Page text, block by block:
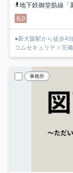
地下鉄御堂筋線「
礼0
●新大阪駅から徒歩4
コムセキュリティ完
事務所